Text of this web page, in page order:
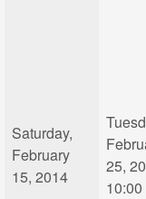
Saturday,
February
15, 2014
25,
10:00